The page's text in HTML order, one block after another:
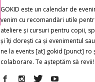
GOKID este un calendar de
venim cu recomandări utile
ateliere şi cursuri pentru copii,
şi îţi doreşti ca şi evenimentul
ne la events [at] gokid [punct] ro
colaborare. Te aşteptăm să revii!